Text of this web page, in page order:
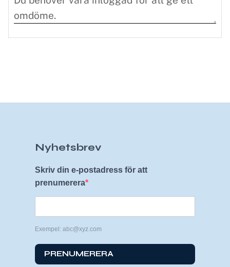
Nyhetsbrev
Skriv din e-postadress för att
prenumerera
Exempel: abc@xyz.com
PRENUMERERA